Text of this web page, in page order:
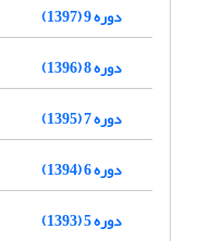
دوره 9 (1397)
دوره 8 (1396)
دوره 7 (1395)
دوره 6 (1394)
دوره 5 (1393)